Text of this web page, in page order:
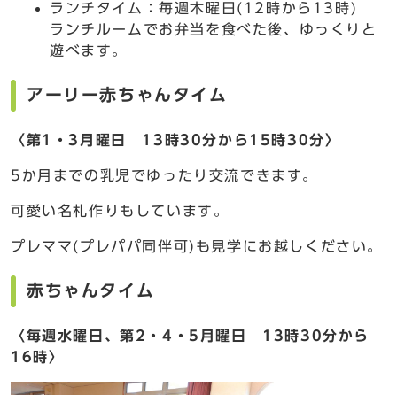
ランチタイム：毎週木曜日(12時から13時)
ランチルームでお弁当を食べた後、ゆっくりと
遊べます。
アーリー赤ちゃんタイム
〈第1・3月曜日 13時30分から15時30分〉
5か月までの乳児でゆったり交流できます。
可愛い名札作りもしています。
プレママ(プレパパ同伴可)も見学にお越しください。
赤ちゃんタイム
〈毎週水曜日、第2・4・5月曜日 13時30分から
16時〉